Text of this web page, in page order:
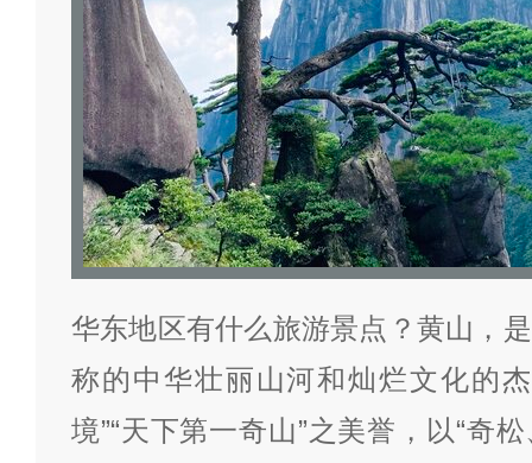
华东地区有什么旅游景点？黄山，
称的中华壮丽山河和灿烂文化的
境”“天下第一奇山”之美誉，以“奇